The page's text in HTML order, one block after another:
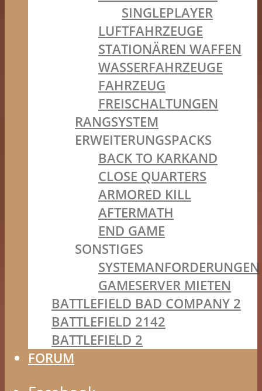
SINGLEPLAYER
LUFTFAHRZEUGE
STATIONÄREN WAFFEN
WASSERFAHRZEUGE
FAHRZEUG
FREISCHALTUNGEN
RANGSYSTEM
ERWEITERUNGSPACKS
BACK TO KARKAND
CLOSE QUARTERS
ARMORED KILL
AFTERMATH
END GAME
SONSTIGES
SYSTEMANFORDERUNGEN
GAMESERVER MIETEN
BATTLEFIELD BAD COMPANY 2
BATTLEFIELD 2142
BATTLEFIELD 2
FORUM